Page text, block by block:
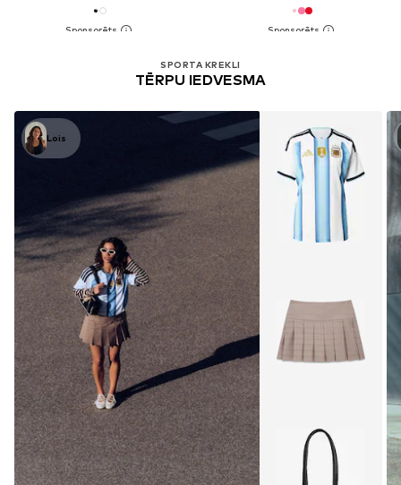
SPORTA KREKLI
TĒRPU IEDVESMA
Lois